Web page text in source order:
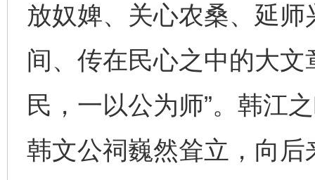
放奴婢、关心农桑、延
间、传在民心之中的大
民，一以公为师”。韩江
韩文公祠巍然耸立，向